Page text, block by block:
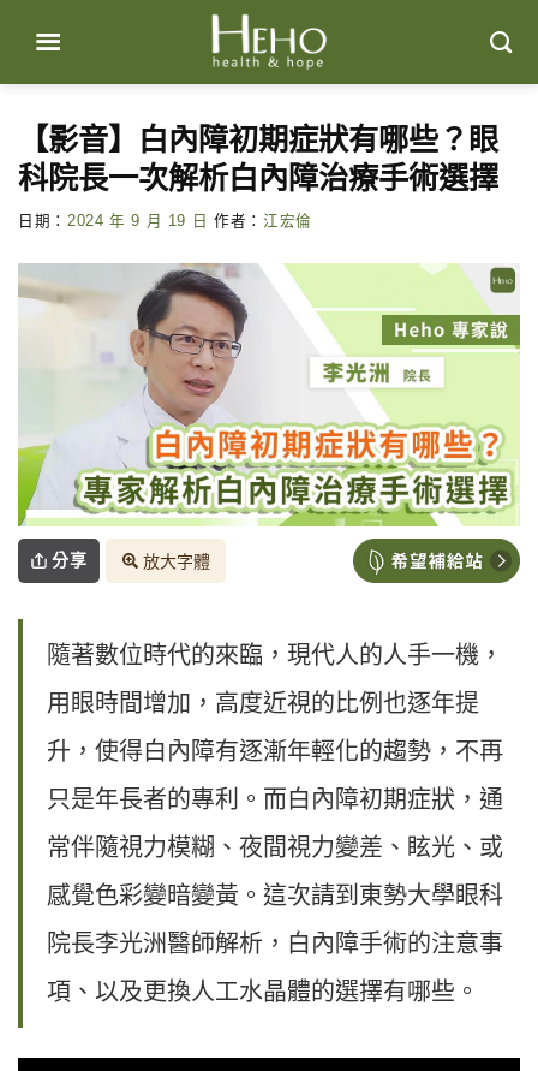
content
【影音】白內障初期症狀有哪些？眼
科院長一次解析白內障治療手術選擇
日期： 2024 年 9 月 19 日 作者： 江宏倫
分享 放大字體
隨著數位時代的來臨，現代人的人手一機，
用眼時間增加，高度近視的比例也逐年提
升，使得白內障有逐漸年輕化的趨勢，不再
只是年長者的專利。而白內障初期症狀，通
常伴隨視力模糊、夜間視力變差、眩光、或
感覺色彩變暗變黃。這次請到東勢大學眼科
院長李光洲醫師解析，白內障手術的注意事
項、以及更換人工水晶體的選擇有哪些。